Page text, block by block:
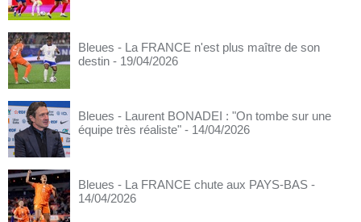
Bleues - La FRANCE n'est plus maître de son
destin - 19/04/2026
Bleues - Laurent BONADEI : "On tombe sur une
équipe très réaliste" - 14/04/2026
Bleues - La FRANCE chute aux PAYS-BAS -
14/04/2026